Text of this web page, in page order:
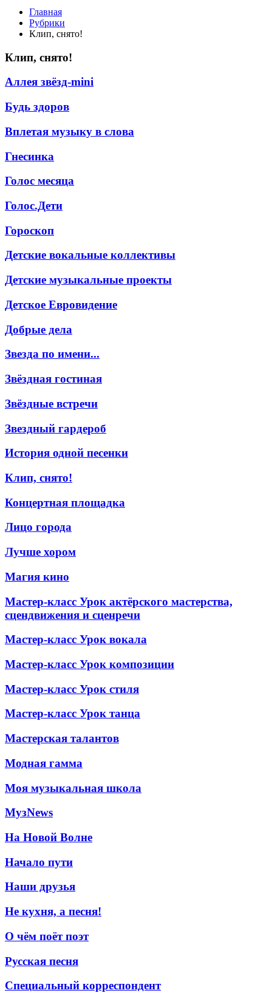
Главная
Рубрики
Клип, снято!
Клип, снято!
Аллея звёзд-mini
Будь здоров
Вплетая музыку в слова
Гнесинка
Голос месяца
Голос.Дети
Гороскоп
Детские вокальные коллективы
Детские музыкальные проекты
Детское Евровидение
Добрые дела
Звезда по имени...
Звёздная гостиная
Звёздные встречи
Звездный гардероб
История одной песенки
Клип, снято!
Концертная площадка
Лицо города
Лучше хором
Магия кино
Мастер-класс Урок актёрского мастерства,
сцендвижения и сценречи
Мастер-класс Урок вокала
Мастер-класс Урок композиции
Мастер-класс Урок стиля
Мастер-класс Урок танца
Мастерская талантов
Модная гамма
Моя музыкальная школа
МузNews
На Новой Волне
Начало пути
Наши друзья
Не кухня, а песня!
О чём поёт поэт
Русская песня
Специальный корреспондент